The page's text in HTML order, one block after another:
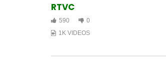
RTVC
590
0
1K VIDEOS